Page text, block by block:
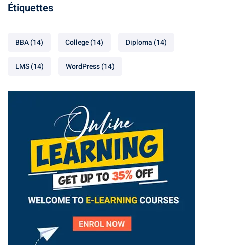
Étiquettes
BBA(14) College(14) Diploma (14)
LMS(14) WordPress(14)